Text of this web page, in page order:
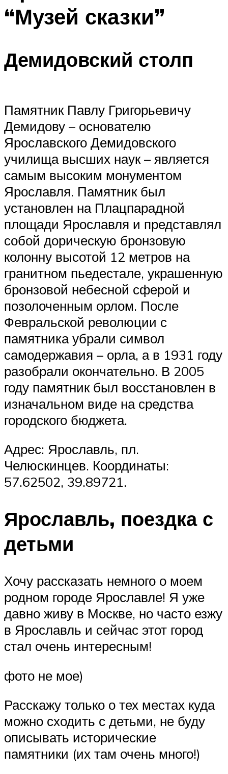
“Музей сказки”
Демидовский столп
Памятник Павлу Григорьевичу
Демидову – основателю
Ярославского Демидовского
училища высших наук – является
самым высоким монументом
Ярославля. Памятник был
установлен на Плацпарадной
площади Ярославля и представлял
собой дорическую бронзовую
колонну высотой 12 метров на
гранитном пьедестале, украшенную
бронзовой небесной сферой и
позолоченным орлом. После
Февральской революции с
памятника убрали символ
самодержавия – орла, а в 1931 году
разобрали окончательно. В 2005
году памятник был восстановлен в
изначальном виде на средства
городского бюджета.
Адрес: Ярославль, пл.
Челюскинцев. Координаты:
57.62502, 39.89721.
Ярославль, поездка с
детьми
Хочу рассказать немного о моем
родном городе Ярославле! Я уже
давно живу в Москве, но часто езжу
в Ярославль и сейчас этот город
стал очень интересным!
фото не мое)
Расскажу только о тех местах куда
можно сходить с детьми, не буду
описывать исторические
памятники (их там очень много!)